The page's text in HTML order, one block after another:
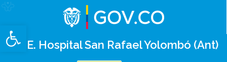
Abrir barra de herramientas
E.S.E. Hospital San Rafael Yolombó (Ant)